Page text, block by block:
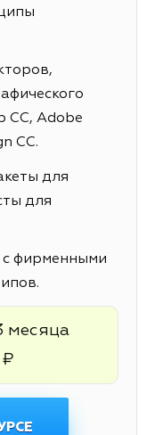
CC, Adobe
CC.
для
для
с фирменными
месяца
₽